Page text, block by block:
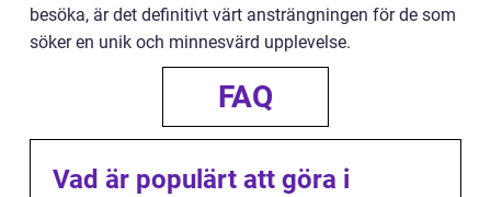
besöka, är det definitivt värt ansträngningen för de som
söker en unik och minnesvärd upplevelse.
FAQ
Vad är populärt att göra i